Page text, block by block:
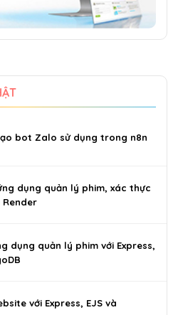
bot Zalo sử dụng trong n8n
dụng quản lý phim, xác thực
dụng quản lý phim với Express,
với Express, EJS và